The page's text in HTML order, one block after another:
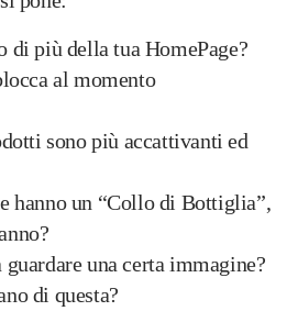
di più della tua HomePage?
al momento
sono più accattivanti ed
hanno un “Collo di Bottiglia”,
una certa immagine?
di questa?